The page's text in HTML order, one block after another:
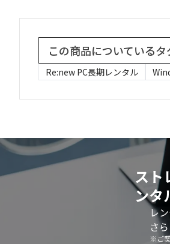
この商品についているタ
Re:new PC長期レンタル
スト
ンタ
レ
さ
※ご